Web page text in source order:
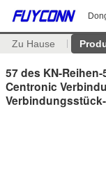
Zu Hause
57 des KN-
Centronic
Verbindungsstück-